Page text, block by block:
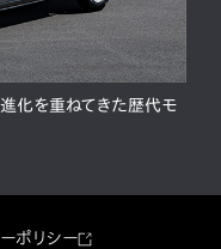
化を重ねてきた歴代モ
ポリシー